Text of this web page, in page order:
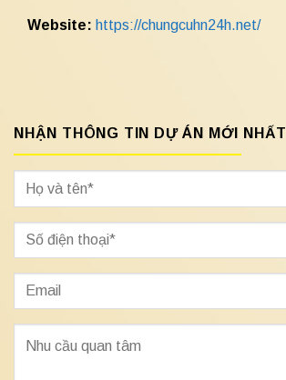
Website: https://chungcuhn24h.net/
NHẬN THÔNG TIN DỰ ÁN MỚI NHẤT